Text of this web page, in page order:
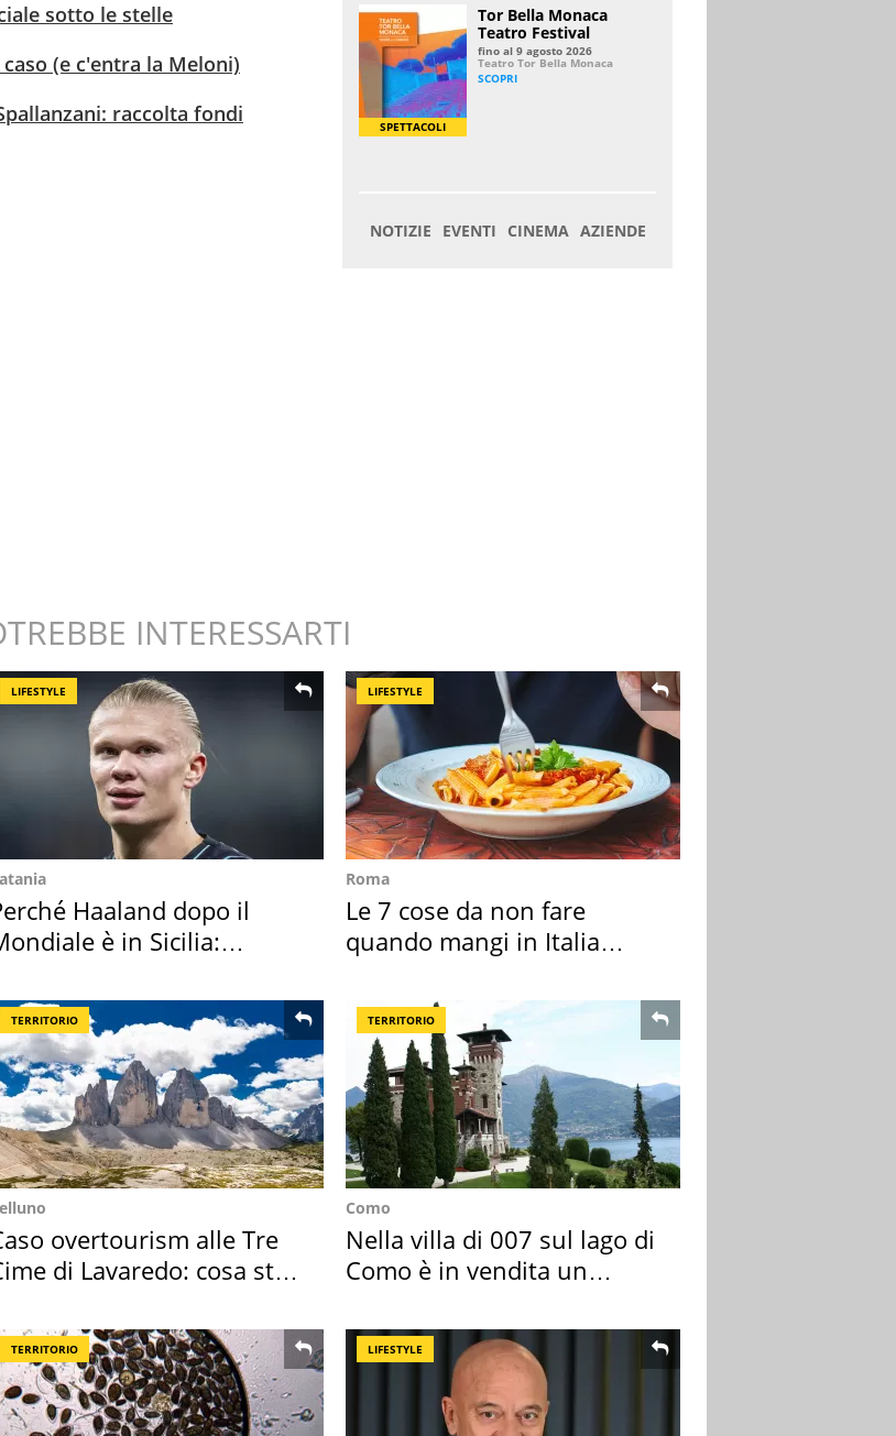
sotto le stelle
(e c'entra la Meloni)
raccolta fondi
INTERESSARTI
LIFESTYLE
Haaland dopo il
è in Sicilia:
LIFESTYLE
Roma
Le 7 cose da non fare
quando mangi in Italia
TERRITORIO
overtourism alle Tre
di Lavaredo: cosa sta
TERRITORIO
Como
Nella villa di 007 sul lago di
Como è in vendita un
TERRITORIO LIFESTYLE